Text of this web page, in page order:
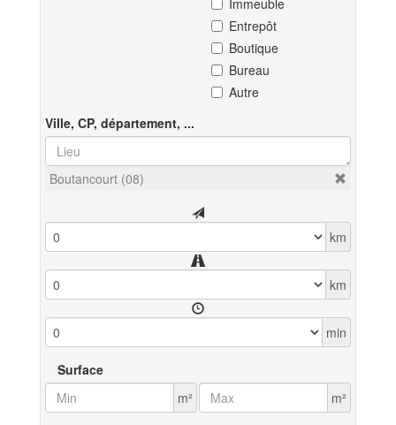
Immeuble
Entrepôt
Boutique
Bureau
Autre
Ville, CP, département, ...
Boutancourt (08)
km
km
min
Surface
m²
m²